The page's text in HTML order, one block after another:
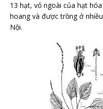
13 hạt, vỏ ngoài của hạt
hoang và được trồng ở
Nội.